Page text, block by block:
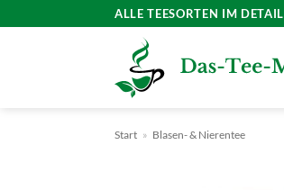
ALLE TEESORTEN IM DETAIL
Start » Blasen- & Nierentee